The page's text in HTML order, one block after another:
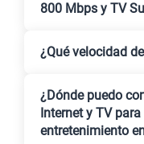
800 Mbps y TV
¿Qué velocidad
¿Dónde puedo
Internet y TV
entretenimiento